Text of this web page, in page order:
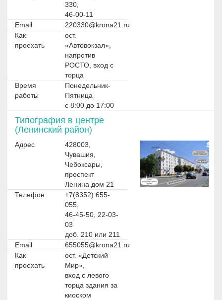
330,
46-00-11
Email
220330@krona21.ru
Как
проехать
ост.
«Автовокзал»,
напротив
РОСТО, вход с
торца
Время
работы
Понедельник-
Пятница
с 8:00 до 17:00
Типография в центре
(Ленинский район)
Адрес
428003,
Чувашия,
Чебоксары,
проспект
Ленина дом 21
Телефон
+7(8352) 655-
055,
46-45-50, 22-03-
03
доб. 210 или 211
Email
655055@krona21.ru
Как
проехать
ост. «Детский
Мир»,
вход с левого
торца здания за
киоском